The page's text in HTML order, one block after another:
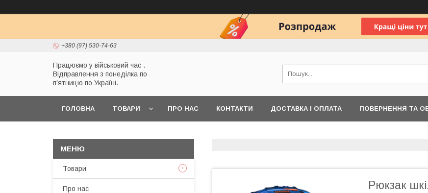
+380 (97) 530-74-63
Працюємо у військовий час .
Відправлення з понеділка по
п'ятницю по Україні.
ГОЛОВНА ТОВАРИ ПРО НАС КОНТАКТИ ДОСТАВКА І ОПЛАТА ПОВЕРНЕННЯ ТА
Рюкзак
Товари
Про нас